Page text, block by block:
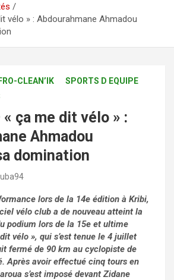
vélo » : Abdourahmane Ahmadou
CLEAN’IK
SPORTS D EQUIPE
ça me dit vélo » :
Ahmadou
domination
lors de la 14e édition à Kribi,
vélo club a de nouveau atteint la
podium lors de la 15e et ultime
vélo », qui s’est tenue le 4 juillet
fermé de 90 km au cyclopiste de
Après avoir effectué cinq tours en
s’est imposé devant Zidane